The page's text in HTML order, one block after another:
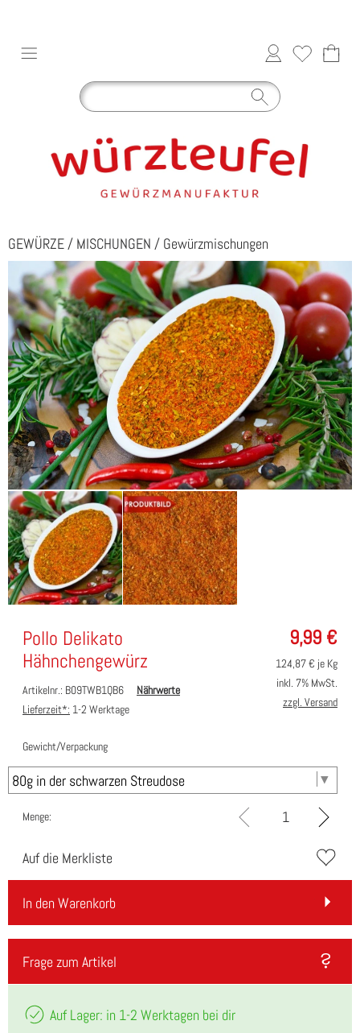
GEWÜRZE / MISCHUNGEN / Gewürzmischungen
9,99 €
Pollo Delikato
Hähnchengewürz
Artikelnr.: B09TWB1QB6
Nährwerte
Lieferzeit*: 1-2 Werktage
124,87€ je Kg
inkl. 7% MwSt.
zzgl. Versand
Gewicht/Verpackung
Menge:
Auf die Merkliste
In den Warenkorb
Frage zum Artikel
Auf Lager: in 1-2 Werktagen bei dir